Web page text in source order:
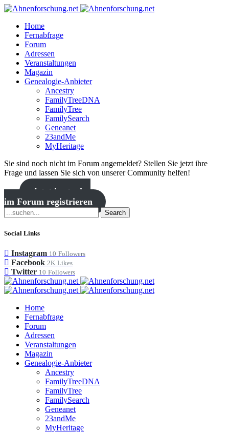
Home
Fernabfrage
Forum
Adressen
Veranstaltungen
Magazin
Genealogie-Anbieter
Ancestry
FamilyTreeDNA
FamilyTree
FamilySearch
Geneanet
23andMe
MyHeritage
Sie sind noch nicht im Forum angemeldet? Stellen Sie jetzt ihre
Frage und lassen Sie sich von unserer Community helfen!
Jetzt kostenlos
im Forum registrieren
Search
Social Links
Instagram 10 Followers
Facebook 2K Likes
Twitter 10 Followers
Home
Fernabfrage
Forum
Adressen
Veranstaltungen
Magazin
Genealogie-Anbieter
Ancestry
FamilyTreeDNA
FamilyTree
FamilySearch
Geneanet
23andMe
MyHeritage